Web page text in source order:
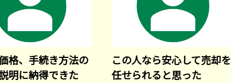
格、手続き方法の
明に納得できた
この人なら安心して売却を
任せられると思った